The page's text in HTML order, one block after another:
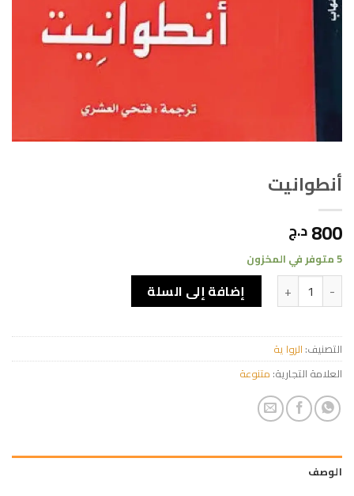
أنطوانيت
800د.ج
5 متوفر في المخزون
كمية أنطوانيت إضافة إلى السلة
التصنيف: الروا ية
العلامة التجارية: متنوعة
الوصف